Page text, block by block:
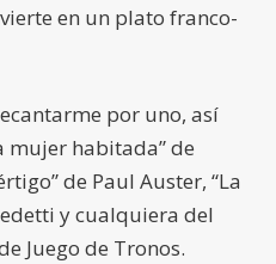
en un plato franco-
por uno, así
mujer habitada” de
de Paul Auster, “La
y cualquiera del
Juego de Tronos.